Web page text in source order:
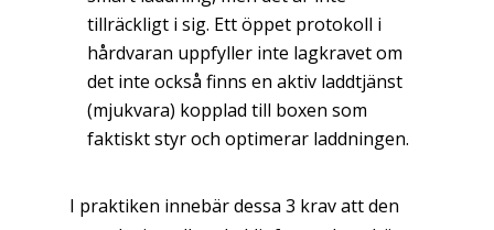
tillräckligt i sig. Ett öppet protokoll i
hårdvaran uppfyller inte lagkravet om
det inte också finns en aktiv laddtjänst
(mjukvara) kopplad till boxen som
faktiskt styr och optimerar laddningen.
I praktiken innebär dessa 3 krav att den